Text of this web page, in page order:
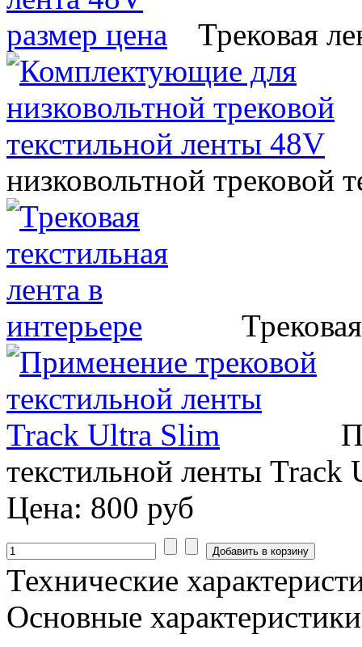
Трековая
низковольтной трековой
текстильной ленты Track
Цена: 800 руб
Технические
Основные характеристики